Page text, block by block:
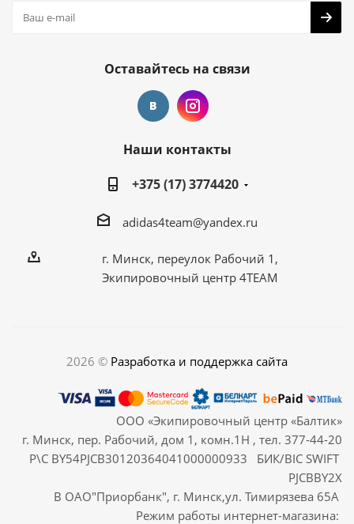
Оставайтесь на связи
Наши контакты
+375 (17) 3774420
adidas4team@yandex.ru
г. Минск, переулок Рабочий 1,
Экипировочный центр 4TEAM
2026 © Разработка и поддержка сайта
ООО «Экипировочный центр «Балтик»
г. Минск, пер. Рабочий, дом 1, комн.1Н , тел. 377-44-20
Р\С BY54PJCB30120364041000000933 БИК/BIC SWIFT
PJCBBY2X
В ОАО"Приорбанк", г. Минск,ул. Тимирязева 65А
Режим работы интернет-магазина: